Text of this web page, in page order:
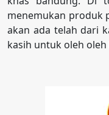
menemukan produk
akan ada telah dari
kasih untuk oleh